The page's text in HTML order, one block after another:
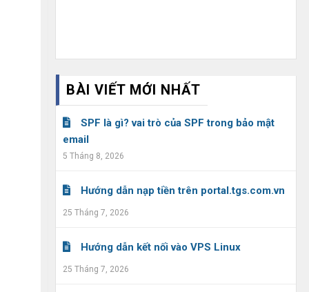
BÀI VIẾT MỚI NHẤT
SPF là gì? vai trò của SPF trong bảo mật
email
5 Tháng 8, 2026
Hướng dẫn nạp tiền trên portal.tgs.com.vn
25 Tháng 7, 2026
Hướng dẫn kết nối vào VPS Linux
25 Tháng 7, 2026